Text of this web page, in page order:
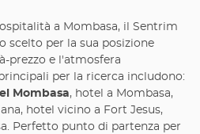
a Mombasa, il Sentrim
scelto per la sua posizione
prezzo e l'atmosfera
per la ricerca includono:
Mombasa, hotel a Mombasa,
hotel vicino a Fort Jesus,
Perfetto punto di partenza per